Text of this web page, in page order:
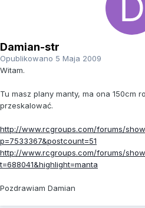
Damian-str
Opublikowano 5 Maja 2009
Witam.
Tu masz plany manty, ma ona 150cm
przeskalować.
http://www.rcgroups.com/forums/
p=7533367&postcount=51
http://www.rcgroups.com/forums/
t=688041&highlight=manta
Pozdrawiam Damian